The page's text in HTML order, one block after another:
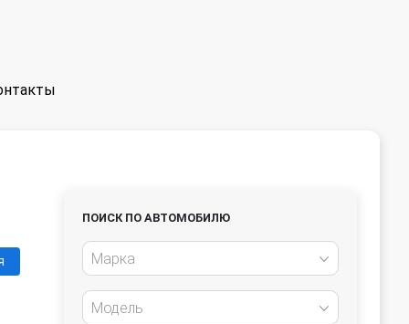
ПОИСК ПО АВТОМОБИЛЮ
Марка
Модель